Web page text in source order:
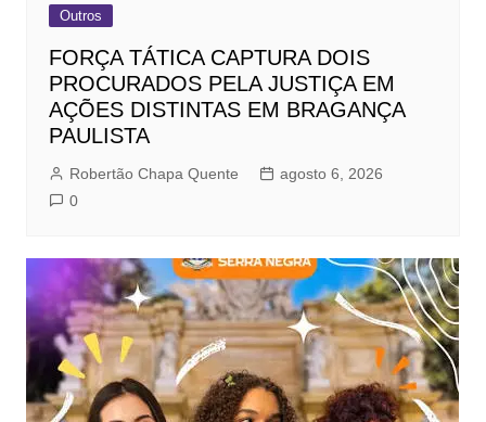
Outros
FORÇA TÁTICA CAPTURA DOIS
PROCURADOS PELA JUSTIÇA EM
AÇÕES DISTINTAS EM BRAGANÇA
PAULISTA
Robertão Chapa Quente
agosto 6, 2026
0